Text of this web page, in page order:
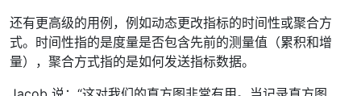
还有更高级的用例，例如动态更改指标的时间性或聚合方
式。时间性指的是度量是否包含先前的测量值（累积和增
量），聚合方式指的是如何发送指标数据。